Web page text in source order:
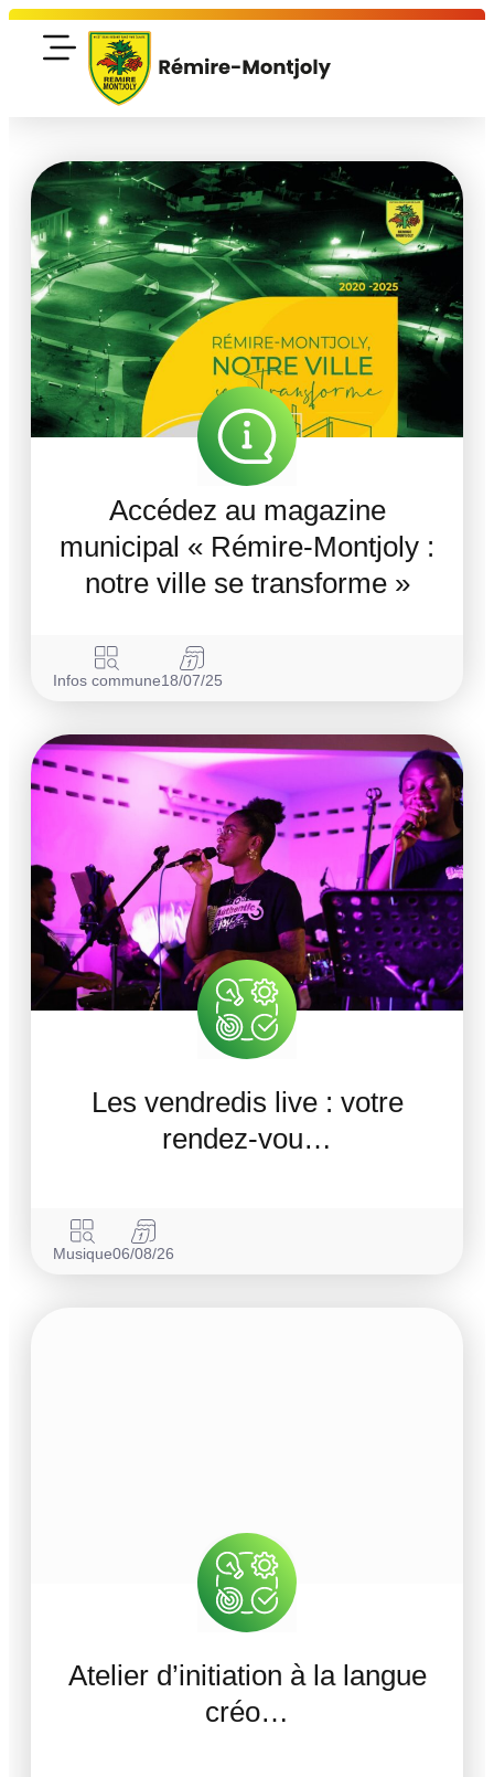
Accédez au magazine
municipal « Rémire-Montjoly :
notre ville se transforme »
Infos commune18/07/25
Les vendredis live : votre
rendez-vou…
Musique06/08/26
Atelier d’initiation à la langue
créo…